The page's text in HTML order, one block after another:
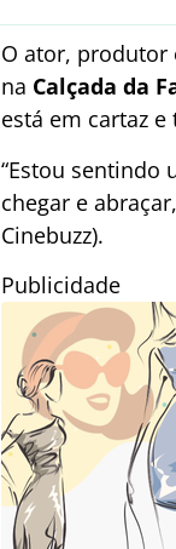
O ator, produtor
na Calçada da
está em cartaz
“Estou sentindo
chegar e
Cinebuzz).
Publicidade